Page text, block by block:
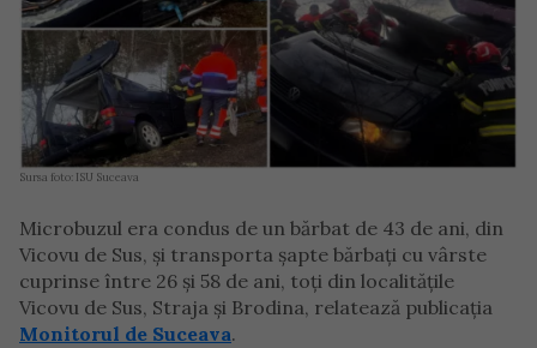
Sursa foto: ISU Suceava
Microbuzul era condus de un bărbat de 43 de ani, din
Vicovu de Sus, şi transporta şapte bărbați cu vârste
cuprinse între 26 şi 58 de ani, toți din localităţile
Vicovu de Sus, Straja şi Brodina, relatează publicația
Monitorul de Suceava.